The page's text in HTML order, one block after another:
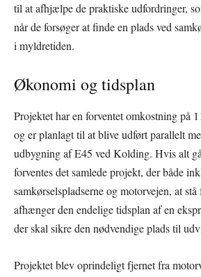
til at afhjælpe de praktiske udfordringer,
når de forsøger at finde en plads ved
i myldretiden.
Økonomi og tidsplan
Projektet har en forventet omkostning på
og er planlagt til at blive udført parallelt
udbygning af E45 ved Kolding. Hvis alt
forventes det samlede projekt, der både
samkørselspladserne og motorvejen, at
afhænger den endelige tidsplan af en
der skal sikre den nødvendige plads til
Projektet blev oprindeligt fjernet fra